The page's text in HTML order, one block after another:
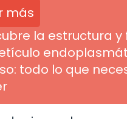
más
la estructura y
todo lo que